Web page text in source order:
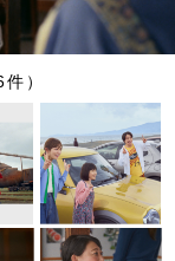
）